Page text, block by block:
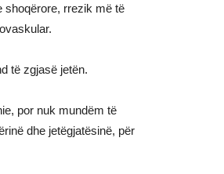
shoqërore, rrezik më të
të zgjasë jetën.
por nuk mundëm të
dhe jetëgjatësinë, për